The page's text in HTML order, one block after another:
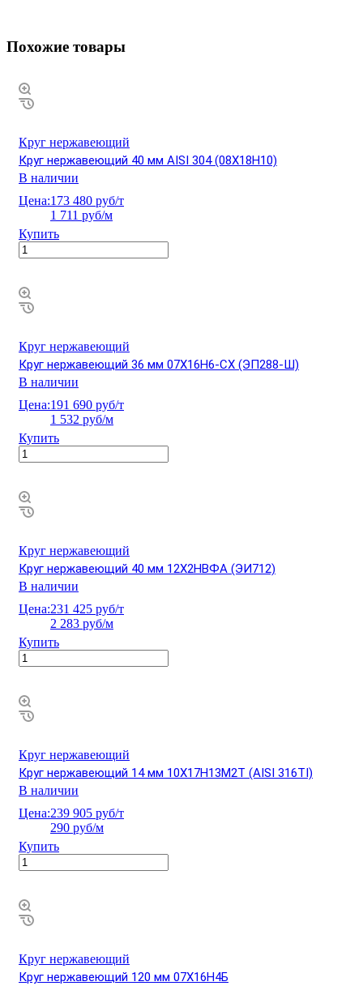
Похожие товары
Круг нержавеющий
Круг нержавеющий 40 мм AISI 304 (08Х18Н10)
В наличии
Цена:173 480 руб/т
1 711 руб/м
Купить
Круг нержавеющий
Круг нержавеющий 36 мм 07Х16Н6-СХ (ЭП288-Ш)
В наличии
Цена:191 690 руб/т
1 532 руб/м
Купить
Круг нержавеющий
Круг нержавеющий 40 мм 12Х2НВФА (ЭИ712)
В наличии
Цена:231 425 руб/т
2 283 руб/м
Купить
Круг нержавеющий
Круг нержавеющий 14 мм 10Х17Н13М2Т (AISI 316TI)
В наличии
Цена:239 905 руб/т
290 руб/м
Купить
Круг нержавеющий
Круг нержавеющий 120 мм 07Х16Н4Б